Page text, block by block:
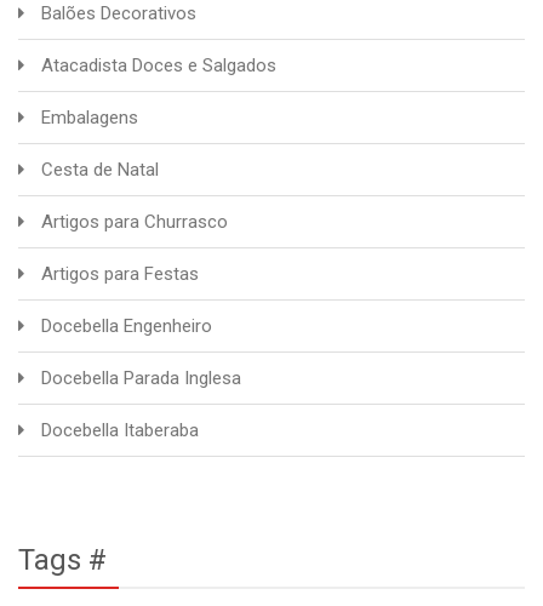
Balões Decorativos
Atacadista Doces e Salgados
Embalagens
Cesta de Natal
Artigos para Churrasco
Artigos para Festas
Docebella Engenheiro
Docebella Parada Inglesa
Docebella Itaberaba
Tags #